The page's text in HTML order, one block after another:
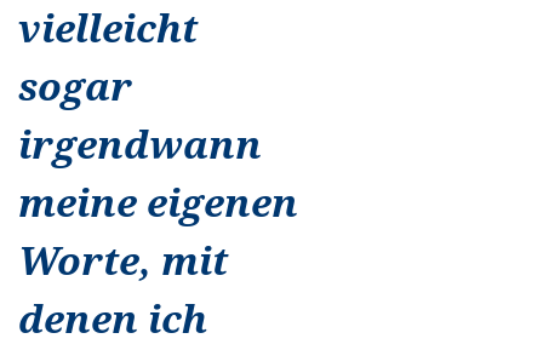
vielleicht
sogar
irgendwann
meine eigenen
Worte, mit
denen ich